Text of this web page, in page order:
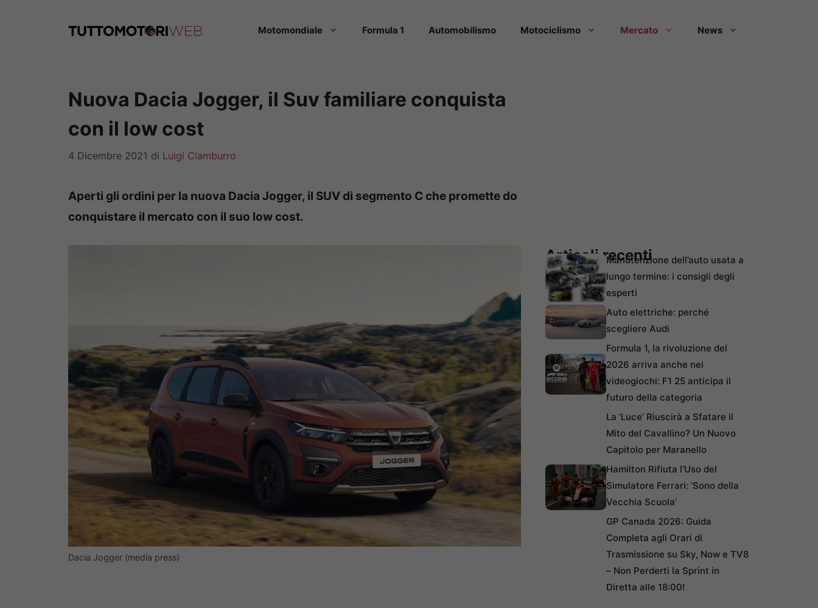
Motomondiale Formula 1 Automobilismo Motociclismo Mercato News
Nuova Dacia Jogger, il Suv familiare conquista
con il low cost
4 Dicembre 2021 di Luigi Ciamburro
Aperti gli ordini per la nuova Dacia Jogger, il SUV di segmento C che promette do
conquistare il mercato con il suo low cost.
Dacia Jogger (media press)
Articoli recentiManutenzione dell’auto usata a
lungo termine: i consigli degli
esperti
Auto elettriche: perché
scegliere Audi
Formula 1, la rivoluzione del
2026 arriva anche nei
videogiochi: F1 25 anticipa il
futuro della categoria
La ‘Luce’ Riuscirà a Sfatare il
Mito del Cavallino? Un Nuovo
Capitolo per Maranello
Hamilton Rifiuta l’Uso del
Simulatore Ferrari: ‘Sono della
Vecchia Scuola’
GP Canada 2026: Guida
Completa agli Orari di
Trasmissione su Sky, Now e TV8
– Non Perderti la Sprint in
Diretta alle 18:00!